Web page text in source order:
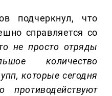
подчеркнул, что
справляется со
не просто отряды
количество
которые сегодня
противодействуют